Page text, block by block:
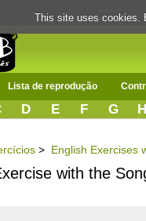
Lista de reprodução
D E F G H
> English Exercises
with the
This site uses cookies.